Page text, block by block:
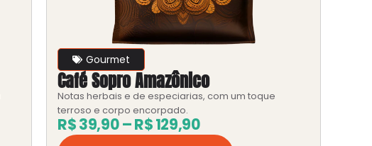
Gourmet
Café Sopro Amazônico
Notas herbais e de especiarias, com um toque
terroso e corpo encorpado.
R$39,90–R$129,90